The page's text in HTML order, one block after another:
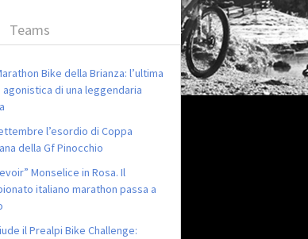
Teams
Bike della Brianza: l’ultima
di una leggendaria
l’esordio di Coppa
della Gf Pinocchio
Monselice in Rosa. Il
italiano marathon passa a
il Prealpi Bike Challenge: